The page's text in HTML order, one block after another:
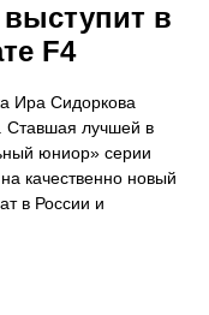
в
F4
Ира Сидоркова
Ставшая лучшей в
юниор» серии
качественно новый
в России и